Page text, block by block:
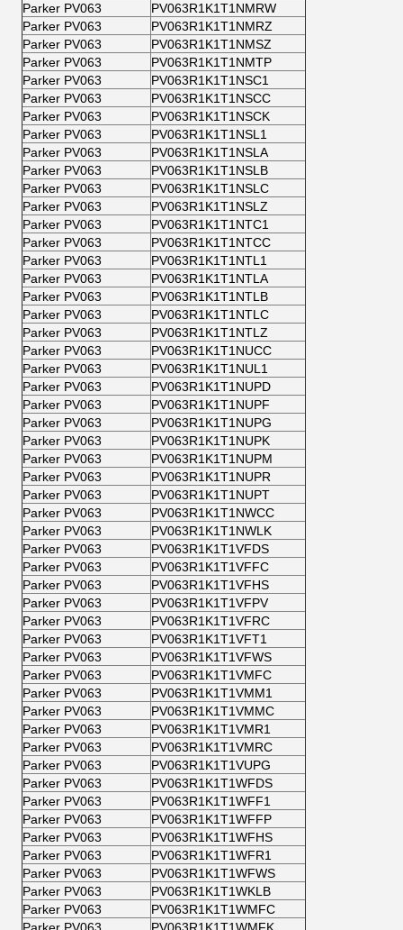
Parker PV063
PV063R1K1T1NMRW
Parker PV063
PV063R1K1T1NMRZ
Parker PV063
PV063R1K1T1NMSZ
Parker PV063
PV063R1K1T1NMTP
Parker PV063
PV063R1K1T1NSC1
Parker PV063
PV063R1K1T1NSCC
Parker PV063
PV063R1K1T1NSCK
Parker PV063
PV063R1K1T1NSL1
Parker PV063
PV063R1K1T1NSLA
Parker PV063
PV063R1K1T1NSLB
Parker PV063
PV063R1K1T1NSLC
Parker PV063
PV063R1K1T1NSLZ
Parker PV063
PV063R1K1T1NTC1
Parker PV063
PV063R1K1T1NTCC
Parker PV063
PV063R1K1T1NTL1
Parker PV063
PV063R1K1T1NTLA
Parker PV063
PV063R1K1T1NTLB
Parker PV063
PV063R1K1T1NTLC
Parker PV063
PV063R1K1T1NTLZ
Parker PV063
PV063R1K1T1NUCC
Parker PV063
PV063R1K1T1NUL1
Parker PV063
PV063R1K1T1NUPD
Parker PV063
PV063R1K1T1NUPF
Parker PV063
PV063R1K1T1NUPG
Parker PV063
PV063R1K1T1NUPK
Parker PV063
PV063R1K1T1NUPM
Parker PV063
PV063R1K1T1NUPR
Parker PV063
PV063R1K1T1NUPT
Parker PV063
PV063R1K1T1NWCC
Parker PV063
PV063R1K1T1NWLK
Parker PV063
PV063R1K1T1VFDS
Parker PV063
PV063R1K1T1VFFC
Parker PV063
PV063R1K1T1VFHS
Parker PV063
PV063R1K1T1VFPV
Parker PV063
PV063R1K1T1VFRC
Parker PV063
PV063R1K1T1VFT1
Parker PV063
PV063R1K1T1VFWS
Parker PV063
PV063R1K1T1VMFC
Parker PV063
PV063R1K1T1VMM1
Parker PV063
PV063R1K1T1VMMC
Parker PV063
PV063R1K1T1VMR1
Parker PV063
PV063R1K1T1VMRC
Parker PV063
PV063R1K1T1VUPG
Parker PV063
PV063R1K1T1WFDS
Parker PV063
PV063R1K1T1WFF1
Parker PV063
PV063R1K1T1WFFP
Parker PV063
PV063R1K1T1WFHS
Parker PV063
PV063R1K1T1WFR1
Parker PV063
PV063R1K1T1WFWS
Parker PV063
PV063R1K1T1WKLB
Parker PV063
PV063R1K1T1WMFC